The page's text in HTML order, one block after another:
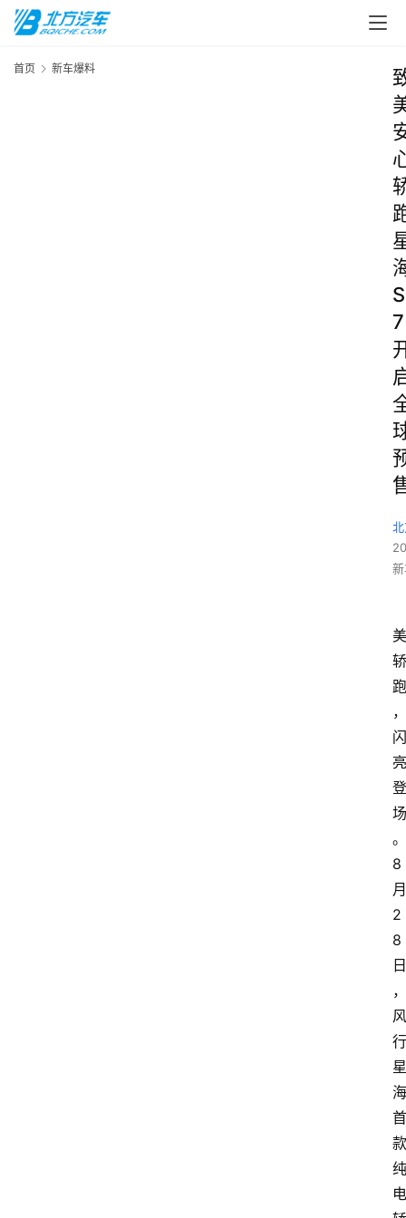
首页 新车爆料
S
7
美
轿
跑
，
闪
亮
登
场
。
8
月
2
8
日
，
风
行
星
海
首
款
纯
电